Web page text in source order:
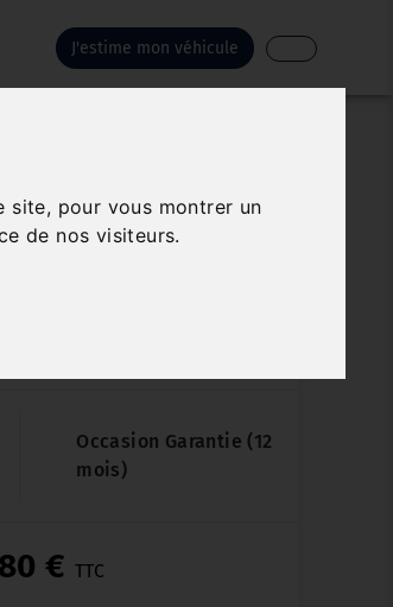
site, pour vous montrer un
de nos visiteurs.
J'estime mon véhicule
308
ACTIVE PACK
Occasion Garantie (12
mois)
€ TTC